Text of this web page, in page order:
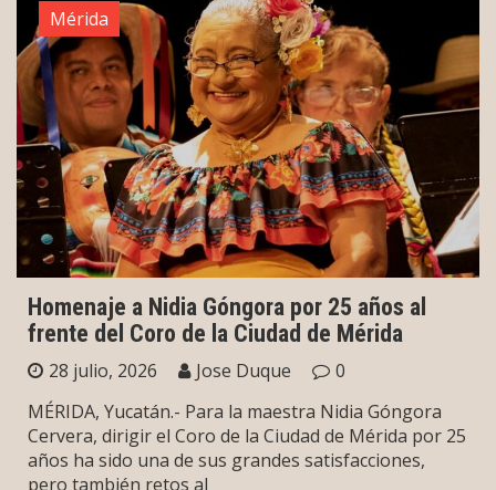
Mérida
Homenaje a Nidia Góngora por 25 años al
frente del Coro de la Ciudad de Mérida
28 julio, 2026 Jose Duque
0
MÉRIDA, Yucatán.- Para la maestra Nidia Góngora
Cervera, dirigir el Coro de la Ciudad de Mérida por 25
años ha sido una de sus grandes satisfacciones,
pero también retos al